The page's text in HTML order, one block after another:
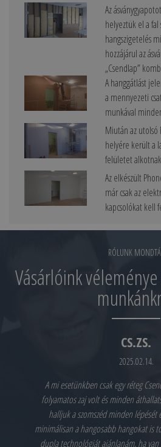
Az
helyeztük el a fal
hangszigetelés
hozzájárul az
„Csendlap”
A hanggátlást
a mennyezeti
munkával
Miután az utolsó
helyére került a
felületet
Az elkészült
már csak az
kapcsolókat kell
RÓLUNK
Vásárlóink
CS.ZS.
2025.02.14.
A mi esetünkben csak egy réteg
folyamatos zaj volt és minden
halljuk a szomszéd minden lépését
minimálisan a hangosabb hangokat is
dupla technológiát ajánlanám, ha van